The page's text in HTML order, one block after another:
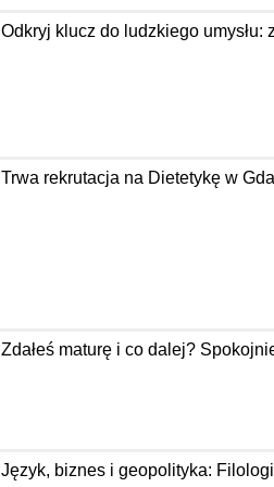
Odkryj klucz do ludzkiego
Trwa rekrutacja na Dietetykę w
Zdałeś maturę i co dalej?
Język, biznes i geopolityka: